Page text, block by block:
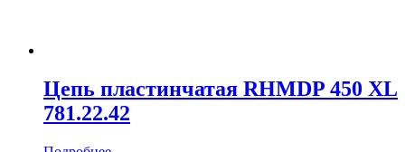
Цепь пластинчатая RHMDP 450 XL
781.22.42